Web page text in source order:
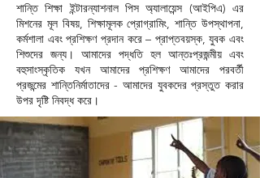
শান্তি শিক্ষা ইন্টারন্যাশনাল পিস অ্যালায়েন্স (আইপিএ) এর
মিশনের মূল বিষয়, শিক্ষামূলক প্রোগ্রামিং, শান্তি উপস্থাপনা,
কর্মশালা এবং প্রশিক্ষণ প্রদান করে – প্রাপ্তবয়স্ক, যুবক এবং
শিশুদের জন্য। আমাদের পদ্ধতি হল আন্তঃপ্রজন্মীয় এবং
বহুসাংস্কৃতিক যখন আমাদের প্রশিক্ষণ আমাদের পরবর্তী
প্রজন্মের শান্তিনির্মাতাদের - আমাদের যুবকদের প্রস্তুত করার
উপর দৃষ্টি নিবদ্ধ করে।